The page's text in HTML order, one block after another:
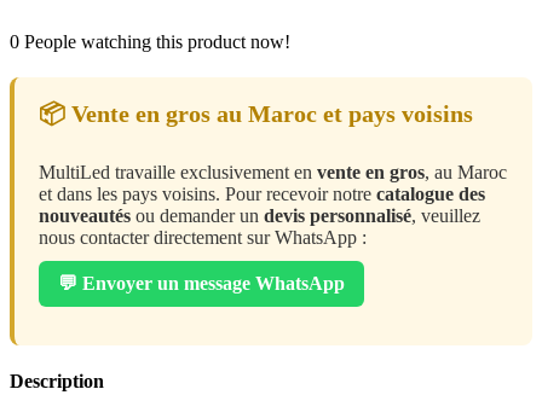
0 People watching this product now!
📦 Vente en gros au Maroc et pays voisins
MultiLed travaille exclusivement en vente en gros, au Maroc
et dans les pays voisins. Pour recevoir notre catalogue des
nouveautés ou demander un devis personnalisé, veuillez
nous contacter directement sur WhatsApp :
💬 Envoyer un message WhatsApp
Description